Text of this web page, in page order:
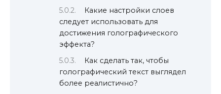
Какие настройки слоев
следует использовать для
достижения голографического
эффекта?
Как сделать так, чтобы
голографический текст выглядел
более реалистично?